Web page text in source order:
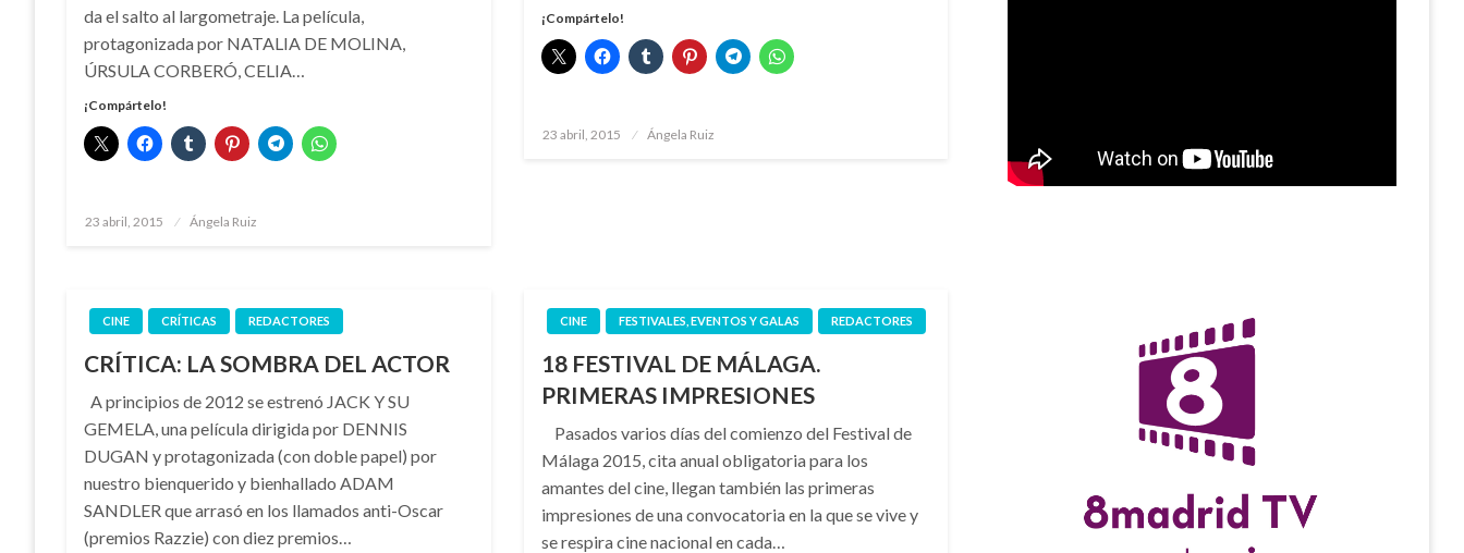
da el salto al largometraje. La película,
protagonizada por NATALIA DE MOLINA,
ÚRSULA CORBERÓ, CELIA…
¡Compártelo!
Publicado
23 abril, 2015 Ángela Ruiz
¡Compártelo!
Publicado
23 abril, 2015 Ángela Ruiz
CINE CRÍTICAS REDACTORES
CRÍTICA: LA SOMBRA DEL ACTOR
A principios de 2012 se estrenó JACK Y SU
GEMELA, una película dirigida por DENNIS
DUGAN y protagonizada (con doble papel) por
nuestro bienquerido y bienhallado ADAM
SANDLER que arrasó en los llamados anti-Oscar
(premios Razzie) con diez premios…
CINE FESTIVALES, EVENTOS Y GALAS REDACTORES
18 FESTIVAL DE MÁLAGA.
PRIMERAS IMPRESIONES
Pasados varios días del comienzo del Festival de
Málaga 2015, cita anual obligatoria para los
amantes del cine, llegan también las primeras
impresiones de una convocatoria en la que se vive y
se respira cine nacional en cada…